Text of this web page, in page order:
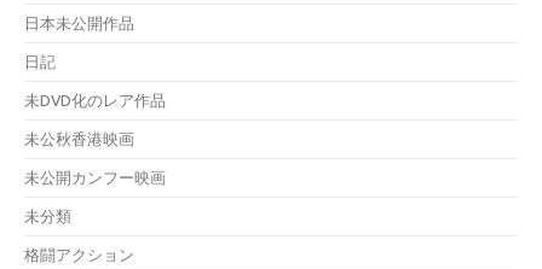
日本未公開作品
日記
未DVD化のレア作品
未公秋香港映画
未公開カンフー映画
未分類
格闘アクション